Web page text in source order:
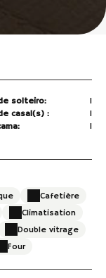
solteiro:
1
casal(s) :
1
1
Cafetière
Climatisation
Double vitrage
Four